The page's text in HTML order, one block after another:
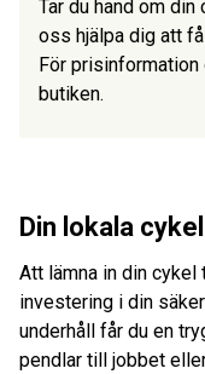
Tar du hand om
oss hjälpa dig att
För
butiken.
Din lokala
Att lämna in din
investering i din
underhåll får du en
pendlar till jobbet